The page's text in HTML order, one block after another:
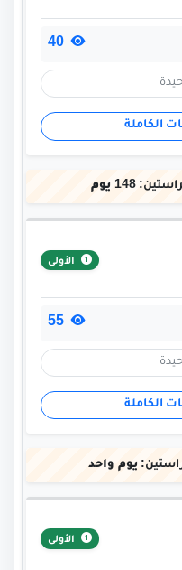
الكاملة
148 يوم
الأولى
الكاملة
يوم واحد
الأولى